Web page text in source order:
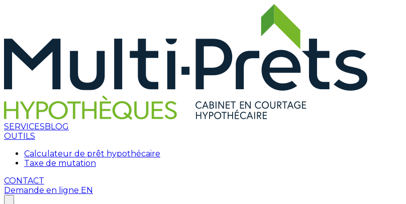
SERVICESBLOG
OUTILS
Calculateur de prêt hypothécaire
Taxe de mutation
CONTACT
Demande en ligne EN